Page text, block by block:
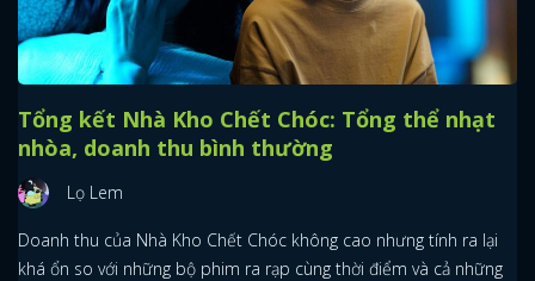
Tổng kết Nhà Kho Chết Chóc: Tổng thể nhạt
nhòa, doanh thu bình thường
Lọ Lem
Doanh thu của Nhà Kho Chết Chóc không cao nhưng tính ra lại
khá ổn so với những bộ phim ra rạp cùng thời điểm và cả những